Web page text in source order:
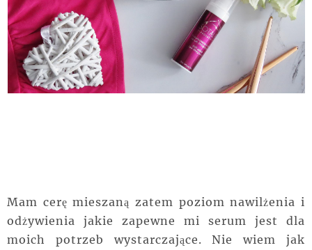
Mam cerę mieszaną zatem poziom nawilżenia i
odżywienia jakie zapewne mi serum jest dla
moich potrzeb wystarczające. Nie wiem jak